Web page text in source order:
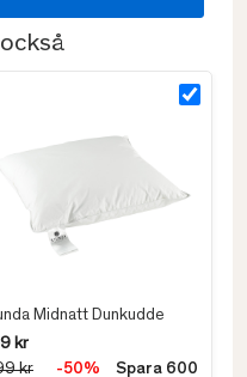
Midnatt Dunkudde
kr
kr
-50%
Spara 600